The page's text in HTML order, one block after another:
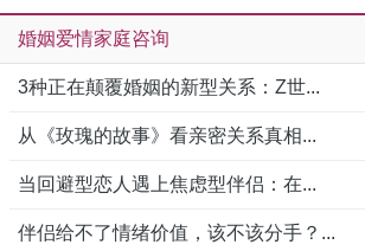
婚姻爱情家庭咨询
3种正在颠覆婚姻的新型关系：Z世...
从《玫瑰的故事》看亲密关系真相...
当回避型恋人遇上焦虑型伴侣：在...
伴侣给不了情绪价值，该不该分手？...